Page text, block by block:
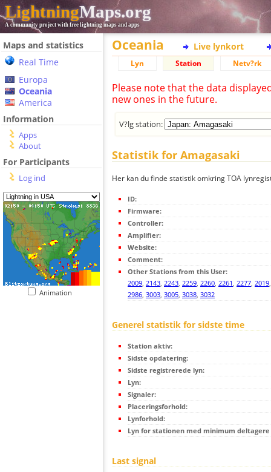
LightningMaps.org
A community project with free lightning maps and apps
Maps and statistics
Real Time
Europa
Oceania
America
Information
Apps
About
For Participants
Log ind
Animation
Oceania Live lynkort
Lyn Station Netv?rk
Please note that the data
new ones in the future.
V?lg station:
Statistik for Amagasaki
Her kan du finde statistik omkring TOA
ID:
Firmware:
Controller:
Amplifier:
Website:
Comment:
Other Stations from this User:
2009, 2143, 2243, 2259, 2260, 2261, 2277, 2019
2986, 3003, 3005, 3038, 3032
Generel statistik for sidste time
Station aktiv:
Sidste opdatering:
Sidste registrerede lyn:
Lyn:
Signaler:
Placeringsforhold:
Lynforhold:
Lyn for stationen med minimum deltagere
Last signal